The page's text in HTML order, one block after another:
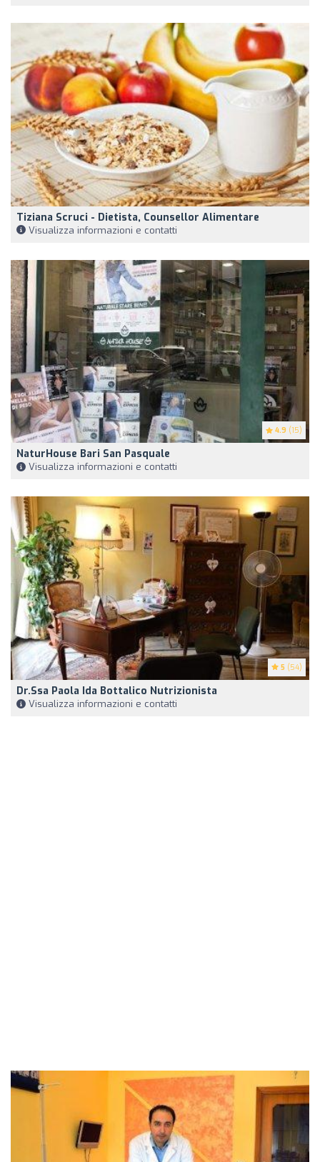
Tiziana Scruci - Dietista, Counsellor Alimentare
Visualizza informazioni e contatti
4.9 (15)
NaturHouse Bari San Pasquale
Visualizza informazioni e contatti
5 (54)
Dr.ssa Paola Ida Bottalico Nutrizionista
Visualizza informazioni e contatti